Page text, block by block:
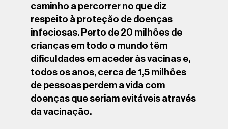
caminho a percorrer no que diz
respeito à proteção de doenças
infeciosas. Perto de 20 milhões de
crianças em todo o mundo têm
dificuldades em aceder às vacinas e,
todos os anos, cerca de 1,5 milhões
de pessoas perdem a vida com
doenças que seriam evitáveis através
da vacinação.